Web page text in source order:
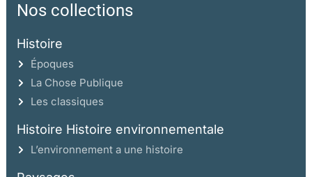
Nos collections
Histoire
Époques
La Chose Publique
Les classiques
Histoire Histoire environnementale
L’environnement a une histoire